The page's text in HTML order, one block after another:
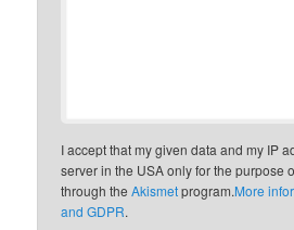
I accept that my given data and my IP
server in the USA only for the purpose
through theAkismetprogram.More
and GDPR.